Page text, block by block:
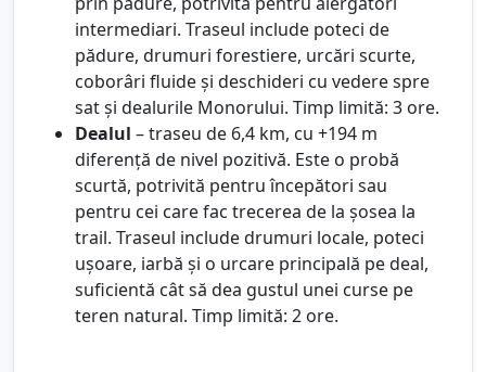
intermediari. Traseul include poteci de
pădure, drumuri forestiere, urcări scurte,
coborâri fluide și deschideri cu vedere spre
sat și dealurile Monorului. Timp limită: 3 ore.
Dealul – traseu de 6,4 km, cu +194 m
diferență de nivel pozitivă. Este o probă
scurtă, potrivită pentru începători sau
pentru cei care fac trecerea de la șosea la
trail. Traseul include drumuri locale, poteci
ușoare, iarbă și o urcare principală pe deal,
suficientă cât să dea gustul unei curse pe
teren natural. Timp limită: 2 ore.